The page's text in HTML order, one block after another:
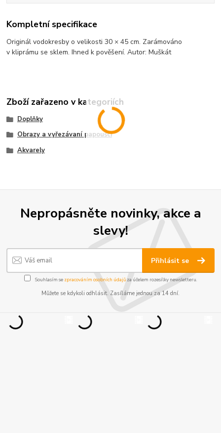
Kompletní specifikace
Originál vodokresby o velikosti 30 × 45 cm. Zarámováno
v kliprámu se sklem. Ihned k pověšení. Autor: Muškát
Zboží zařazeno v kategoriích
Doplňky
Obrazy a vyřezávaní papoušci
Akvarely
Nepropásněte novinky, akce a
slevy!
Přihlásit se
Souhlasím se zpracováním osobních údajůza účelem rozesílky newsletteru.
Můžete se kdykoli odhlásit. Zasíláme jednou za 14 dní.